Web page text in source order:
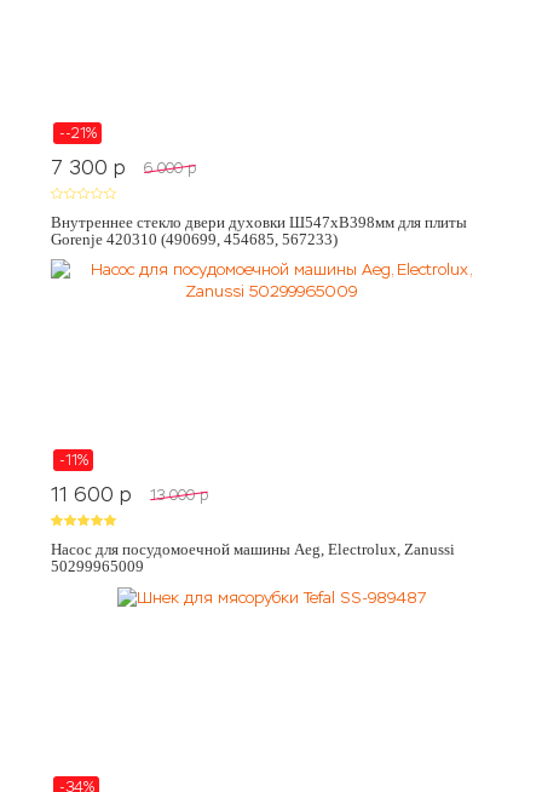
--21%
7 300 p 6 000 p
Внутреннее стекло двери духовки Ш547хВ398мм для плиты
Gorenje 420310 (490699, 454685, 567233)
-11%
11 600 p 13 000 p
Насос для посудомоечной машины Aeg, Electrolux, Zanussi
50299965009
-34%